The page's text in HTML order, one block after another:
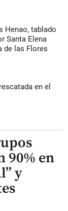
Henao, tablado
Santa Elena
de las Flores
en el
90% en
y